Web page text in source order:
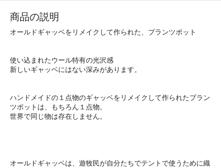
商品の説明
オールドギャッベをリメイクして作られた、プランツポット
使い込まれたウール特有の光沢感
新しいギャッベにはない深みがあります。
ハンドメイドの１点物のギャッベをリメイクして作られたプラン
ツポットは、もちろん１点物。
世界で同じ物は存在しません。
オールドギャッベは、遊牧民が自分たちでテントで使うために織